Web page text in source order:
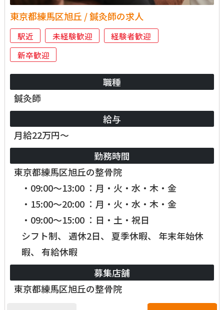
東京都練馬区旭丘 / 鍼灸師の求人
駅近 未経験歓迎
経験者歓迎
新卒歓迎
職種
鍼灸師
給与
月給22万円～
勤務時間
東京都練馬区旭丘の整骨院
・09:00～13:00 ：月・火・水・木・金
・15:00～20:00 ：月・火・水・木・金
・09:00～15:00 ：日・土・祝日
シフト制、 週休2日、 夏季休暇、 年末年始休
暇、 有給休暇
募集店舗
東京都練馬区旭丘の整骨院